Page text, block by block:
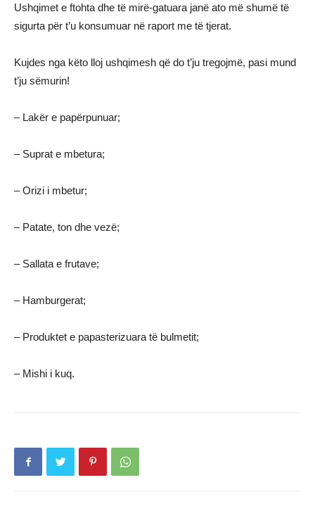
Ushqimet e ftohta dhe të mirë-gatuara janë ato më shumë të
sigurta për t’u konsumuar në raport me të tjerat.
Kujdes nga këto lloj ushqimesh që do t’ju tregojmë, pasi mund
t’ju sëmurin!
– Lakër e papërpunuar;
– Suprat e mbetura;
– Orizi i mbetur;
– Patate, ton dhe vezë;
– Sallata e frutave;
– Hamburgerat;
– Produktet e papasterizuara të bulmetit;
– Mishi i kuq.